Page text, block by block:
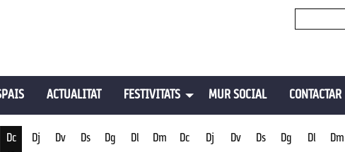
ACTUALITAT FESTIVITATS MUR SOCIAL CONTACTAR
Dc
Dj
Dv
Ds
Dg
Dl
Dm
Dc
Dj
Dv
Ds
Dg
Dl
Dm